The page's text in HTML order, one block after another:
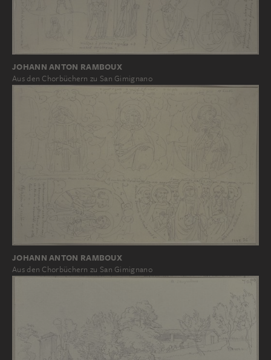
JOHANN ANTON RAMBOUX
Aus den Chorbüchern zu San Gimignano
JOHANN ANTON RAMBOUX
Aus den Chorbüchern zu San Gimignano